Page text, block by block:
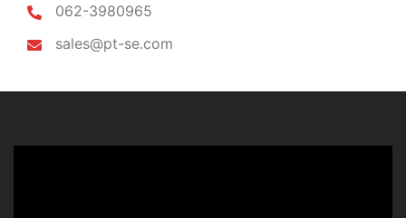
062-3980965
sales@pt-se.com